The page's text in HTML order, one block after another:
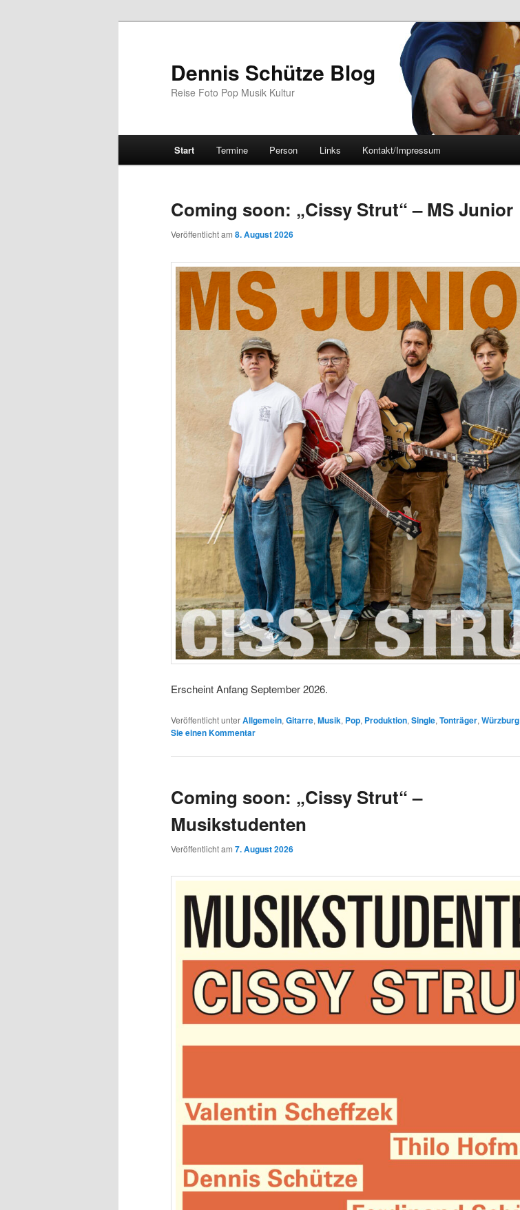
Dennis Schütze Blog
Reise Foto Pop Musik Kultur
Start Termine Person Links Kontakt/Impressum
Coming soon: „Cissy Strut“ – MS Junior
Veröffentlicht am 8. August 2026
Erscheint Anfang September 2026.
Veröffentlicht unterAllgemein, Gitarre, Musik, Pop, Produktion, Single, Tonträger, Würzburg
Sie einen Kommentar
Coming soon: „Cissy Strut“ –
Musikstudenten
Veröffentlicht am 7. August 2026